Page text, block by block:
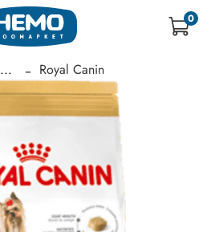
0
... Royal Canin